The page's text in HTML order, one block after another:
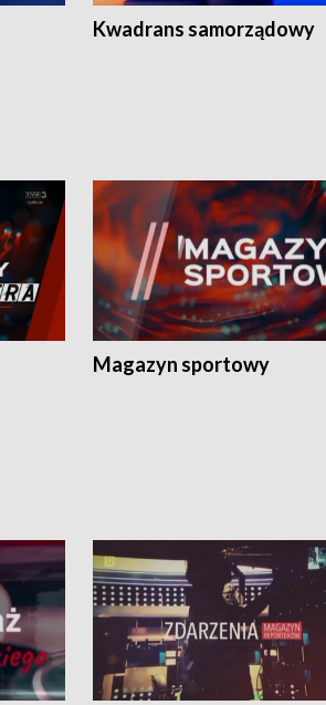
Kwadrans samorządowy
Magazyn sportowy